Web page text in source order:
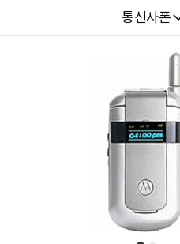
다나와
통신사폰